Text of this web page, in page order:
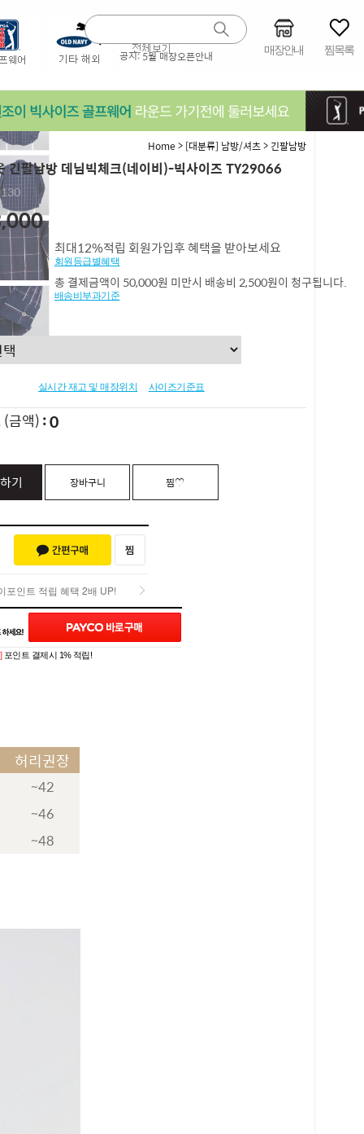
공지:5월 매장오픈안내 매장안내 찜목록
Home> [대분류] 남방/셔츠> 긴팔남방
긴팔남방 데님빅체크(네이비)-빅사이즈 TY29066
최대12%적립 회원가입후 혜택을 받아보세요
회원등급별혜택
총 결제금액이 50,000원 미만시 배송비 2,500원이 청구됩니다.
배송비부과기준
실시간 재고 및 매장위치 사이즈기준표
(금액) 0
기 장바구니 찜♡
포인트 적립 혜택 2배 UP!
포인트 적립 혜택 2배 UP!
포인트 결제시 1% 적립!
(0)
허리권장
~42
~46
~48